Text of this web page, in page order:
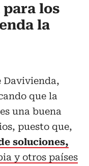
para los
la
Davivienda,
que la
una buena
puesto que,
soluciones,
y otros países